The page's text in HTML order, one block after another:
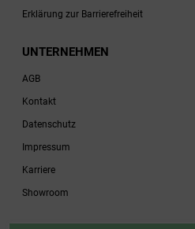
Erklärung zur Barrierefreiheit
UNTERNEHMEN
AGB
Kontakt
Datenschutz
Impressum
Karriere
Showroom